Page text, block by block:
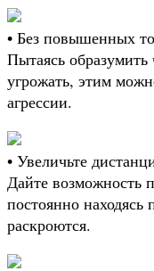
• Без повышенных
Пытаясь образумить
угрожать, этим
агрессии.
• Увеличьте
Дайте возможность
постоянно
раскроются.